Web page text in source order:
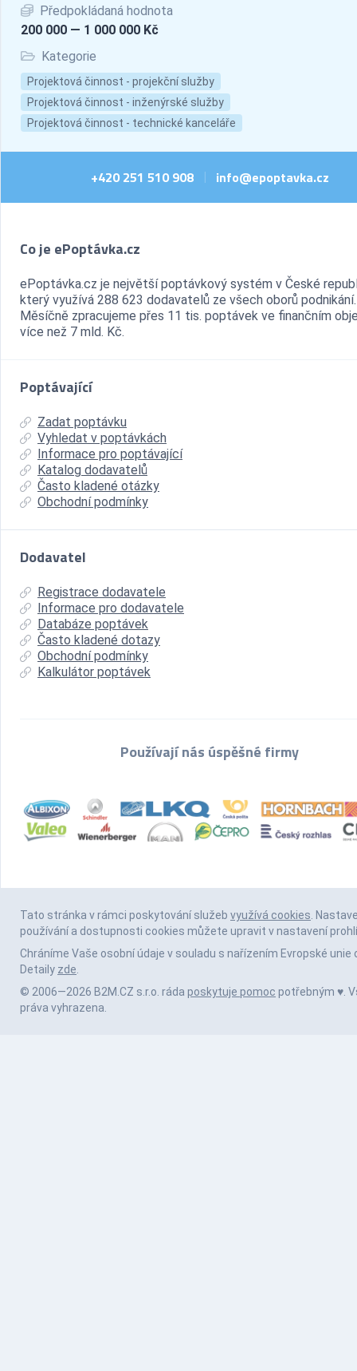
Předpokládaná hodnota
200 000 — 1 000 000 Kč
Kategorie
Projektová činnost - projekční služby
Projektová činnost - inženýrské služby
Projektová činnost - technické kanceláře
+420 251 510 908 | info@epoptavka.cz
Co je ePoptávka.cz
ePoptávka.cz je největší poptávkový systém v České
který využívá 288 623 dodavatelů ze všech oborů podnikání.
Měsíčně zpracujeme přes 11 tis. poptávek ve finančním
více než 7 mld. Kč.
Poptávající
Zadat poptávku
Vyhledat v poptávkách
Informace pro poptávající
Katalog dodavatelů
Často kladené otázky
Obchodní podmínky
Dodavatel
Registrace dodavatele
Informace pro dodavatele
Databáze poptávek
Často kladené dotazy
Obchodní podmínky
Kalkulátor poptávek
Používají nás úspěšné firmy
Tato stránka v rámci poskytování služeb využívá cookies.
používání a dostupnosti cookies můžete upravit v nastavení
Chráníme Vaše osobní údaje v souladu s nařízením Evropské unie
Detaily zde.
© 2006—2026 B2M.CZ s.r.o. ráda poskytuje pomoc potřebným ♥️.
práva vyhrazena.